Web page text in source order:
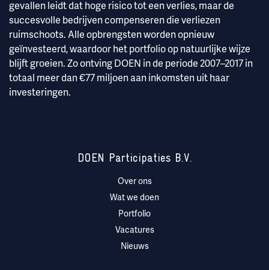
gevallen leidt dat hoge risico tot een verlies, maar de
succesvolle bedrijven compenseren die verliezen
ruimschoots. Alle opbrengsten worden opnieuw
geïnvesteerd, waardoor het portfolio op natuurlijke wijze
blijft groeien. Zo ontving DOEN in de periode 2007–2017 in
totaal meer dan €77 miljoen aan inkomsten uit haar
investeringen.
DOEN Participaties B.V.
Over ons
Wat we doen
Portfolio
Vacatures
Nieuws